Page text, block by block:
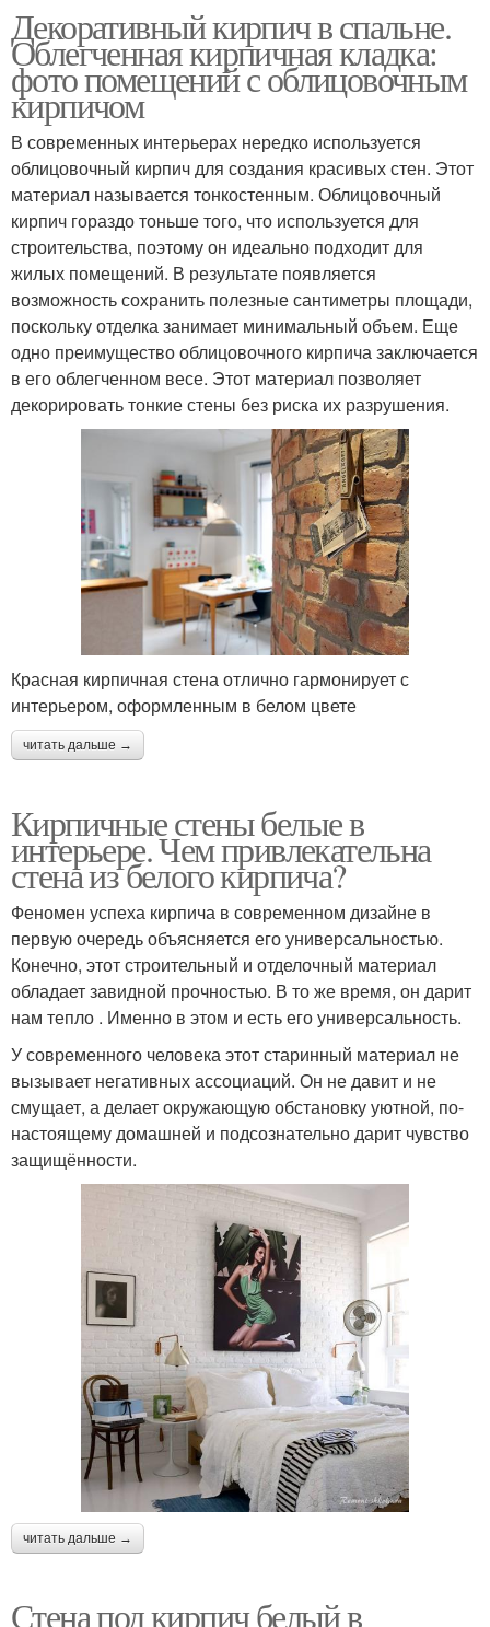
Декоративный кирпич в спальне.
Облегченная кирпичная кладка:
фото помещений с облицовочным
кирпичом
В современных интерьерах нередко используется
облицовочный кирпич для создания красивых стен. Этот
материал называется тонкостенным. Облицовочный
кирпич гораздо тоньше того, что используется для
строительства, поэтому он идеально подходит для
жилых помещений. В результате появляется
возможность сохранить полезные сантиметры площади,
поскольку отделка занимает минимальный объем. Еще
одно преимущество облицовочного кирпича заключается
в его облегченном весе. Этот материал позволяет
декорировать тонкие стены без риска их разрушения.
Красная кирпичная стена отлично гармонирует с
интерьером, оформленным в белом цвете
читать дальше →
Кирпичные стены белые в
интерьере. Чем привлекательна
стена из белого кирпича?
Феномен успеха кирпича в современном дизайне в
первую очередь объясняется его универсальностью.
Конечно, этот строительный и отделочный материал
обладает завидной прочностью. В то же время, он дарит
нам тепло . Именно в этом и есть его универсальность.
У современного человека этот старинный материал не
вызывает негативных ассоциаций. Он не давит и не
смущает, а делает окружающую обстановку уютной, по-
настоящему домашней и подсознательно дарит чувство
защищённости.
читать дальше →
Стена под кирпич белый в